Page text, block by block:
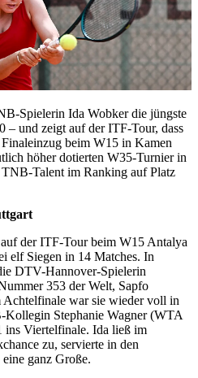
Spielerin Ida Wobker die jüngste
– und zeigt auf der ITF-Tour, dass
beim W15 in Kamen
höher dotierten W35-Turnier in
Talent im Ranking auf Platz
der ITF-Tour beim W15 Antalya
elf Siegen in 14 Matches. In
DTV-Hannover-Spielerin
353 der Welt, Sapfo
Achtelfinale war sie wieder voll in
Stephanie Wagner (WTA
ins Viertelfinale. Ida ließ im
zu, servierte in den
ganz Große.